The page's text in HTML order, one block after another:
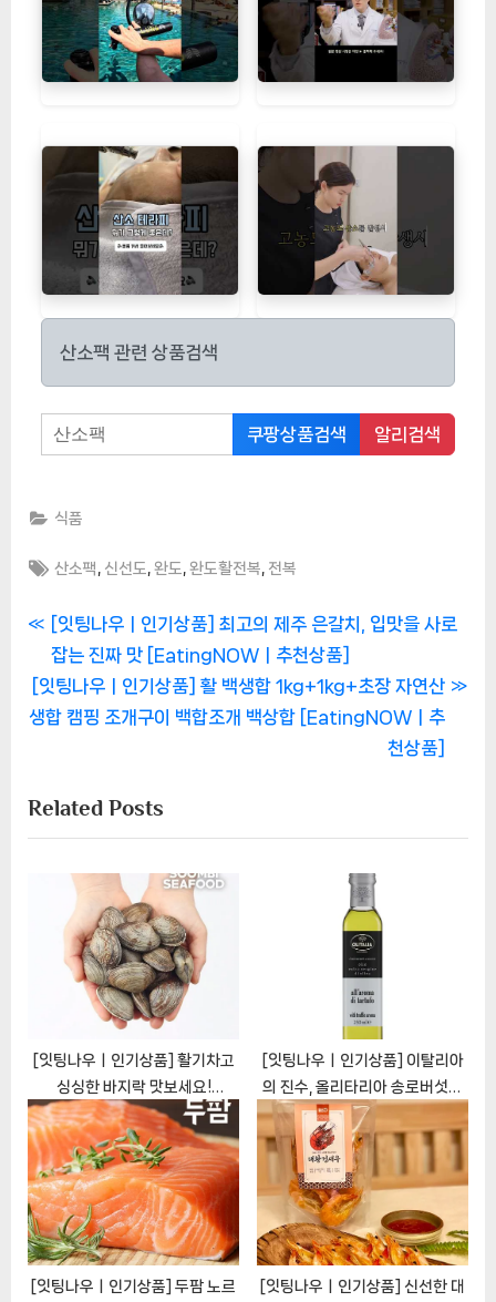
산소팩 관련 상품검색
쿠팡상품검색 알리검색
식품
Tags:
산소팩 신선도 ,완도 ,완도활전복 전복
글
탐
색
P
r
e
v
u
s
[잇팅나우ㅣ인기상품] 최고의 제주 은갈치, 입맛을 사로
잡는 진짜 맛 [EatingNOWㅣ추천상품]
N
e
P
o
[잇팅나우ㅣ인기상품] 활 백생합 1kg+1kg+초장 자연산
생합 캠핑 조개구이 백합조개 백상합 [EatingNOWㅣ추
천상품]
Related Posts
[잇팅나우ㅣ인기상품] 활기차고
싱싱한 바지락 맛보세요!
[EatingNOWㅣ추천상품]
[잇팅나우ㅣ인기상품] 이탈리아
의 진수, 올리타리아 송로버섯향
엑스트라버진 올리브유
[EatingNOWㅣ추천상품]
[잇팅나우ㅣ인기상품] 두팜 노르
[잇팅나우ㅣ인기상품] 신선한 대